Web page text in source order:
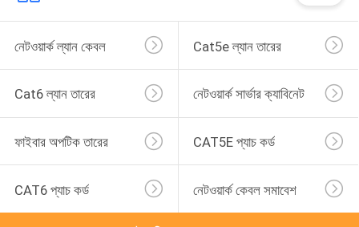
নেটওয়ার্ক ল্যান কেবল Cat5e ল্যান তারের
Cat6 ল্যান তারের নেটওয়ার্ক সার্ভার ক্যাবিনেট
ফাইবার অপটিক তারের CAT5E প্যাচ কর্ড
CAT6 প্যাচ কর্ড নেটওয়ার্ক কেবল সমাবেশ